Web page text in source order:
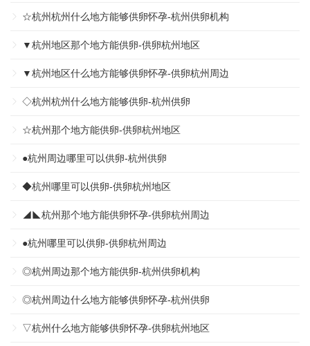
☆杭州杭州什么地方能够供卵怀孕-杭州供卵机构
▼杭州地区那个地方能供卵-供卵杭州地区
▼杭州地区什么地方能够供卵怀孕-供卵杭州周边
◇杭州杭州什么地方能够供卵-杭州供卵
☆杭州那个地方能供卵-供卵杭州地区
●杭州周边哪里可以供卵-杭州供卵
◆杭州哪里可以供卵-供卵杭州地区
◢◣杭州那个地方能供卵怀孕-供卵杭州周边
●杭州哪里可以供卵-供卵杭州周边
◎杭州周边那个地方能供卵-杭州供卵机构
◎杭州周边什么地方能够供卵怀孕-杭州供卵
▽杭州什么地方能够供卵怀孕-供卵杭州地区